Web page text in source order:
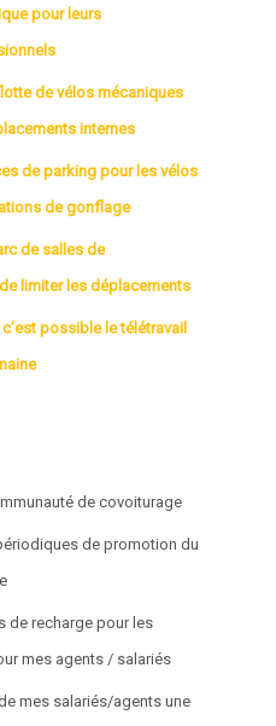
pour leurs
de vélos mécaniques
internes
de parking pour les vélos
de gonflage
de salles de
limiter les déplacements
possible le télétravail
de covoiturage
de promotion du
de recharge pour les
mes agents / salariés
mes salariés/agents une